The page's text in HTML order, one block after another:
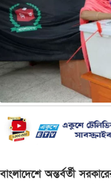
বাংলাদেশে অন্তর্বর্তী